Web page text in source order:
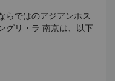
らではのアジアンホス
グリ・ラ 南京は、以下